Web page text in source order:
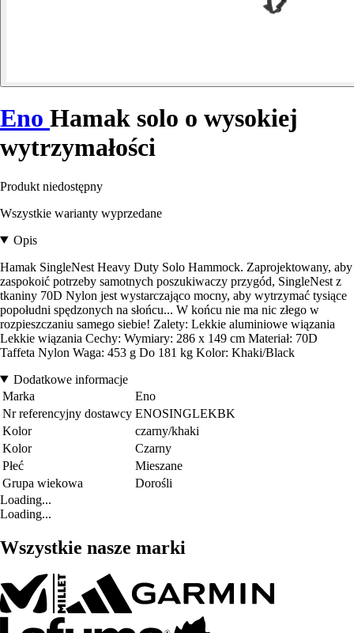
Eno Hamak solo o wysokiej
wytrzymałości
Produkt niedostępny
Wszystkie warianty wyprzedane
Opis
Hamak SingleNest Heavy Duty Solo Hammock. Zaprojektowany, aby
zaspokoić potrzeby samotnych poszukiwaczy przygód, SingleNest z
tkaniny 70D Nylon jest wystarczająco mocny, aby wytrzymać tysiące
popołudni spędzonych na słońcu... W końcu nie ma nic złego w
rozpieszczaniu samego siebie! Zalety: Lekkie aluminiowe wiązania
Lekkie wiązania Cechy: Wymiary: 286 x 149 cm Materiał: 70D
Taffeta Nylon Waga: 453 g Do 181 kg Kolor: Khaki/Black
Dodatkowe informacje
Marka
Eno
Nr referencyjny dostawcy ENOSINGLEKBK
Kolor
czarny/khaki
Kolor
Czarny
Płeć
Mieszane
Grupa wiekowa
Dorośli
Loading...
Loading...
Wszystkie nasze marki